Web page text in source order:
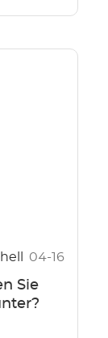
04-16
Sie